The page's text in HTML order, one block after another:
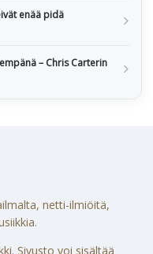
enää pidä
– Chris Carterin
netti-ilmiöitä,
Sivusto voi sisältää